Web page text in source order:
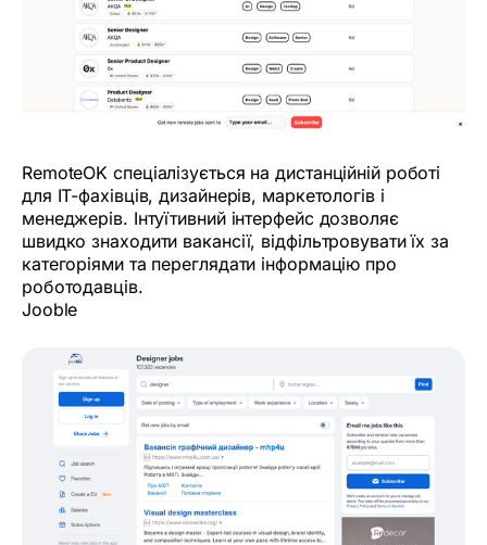
RemoteOK спеціалізується на дистанційній роботі
для IT-фахівців, дизайнерів, маркетологів і
менеджерів. Інтуїтивний інтерфейс дозволяє
швидко знаходити вакансії, відфільтровувати їх за
категоріями та переглядати інформацію про
роботодавців.
Jooble